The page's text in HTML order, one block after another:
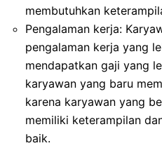
membutuhkan
Pengalaman kerja:
pengalaman kerja yang
mendapatkan gaji yang
karyawan yang baru
karena karyawan yang
memiliki keterampilan
baik.